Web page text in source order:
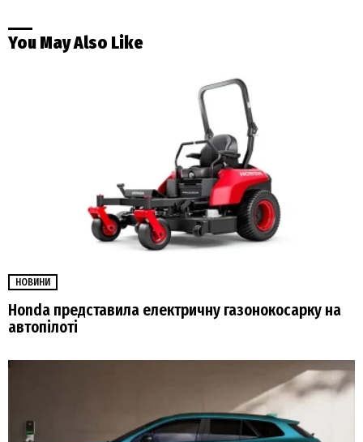
You May Also Like
НОВИНИ
Honda представила електричну газонокосарку на
автопілоті